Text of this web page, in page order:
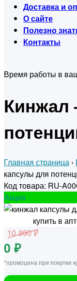
Доставка и
О сайте
Полезно
Контакты
Время работы в
Кинжал
Главная страница ›
капсулы для
Код товара: RU-
Акция
10 990 ₽
0 ₽
*промоцена при покупке